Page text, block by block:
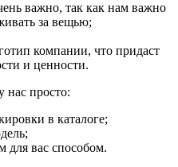
важно, так как нам важно
за вещью;
компании, что придаст
и ценности.
нас просто:
в каталоге;
для вас способом.